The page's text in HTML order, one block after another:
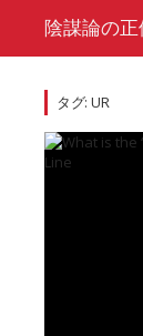
陰謀論の
タグ: UR